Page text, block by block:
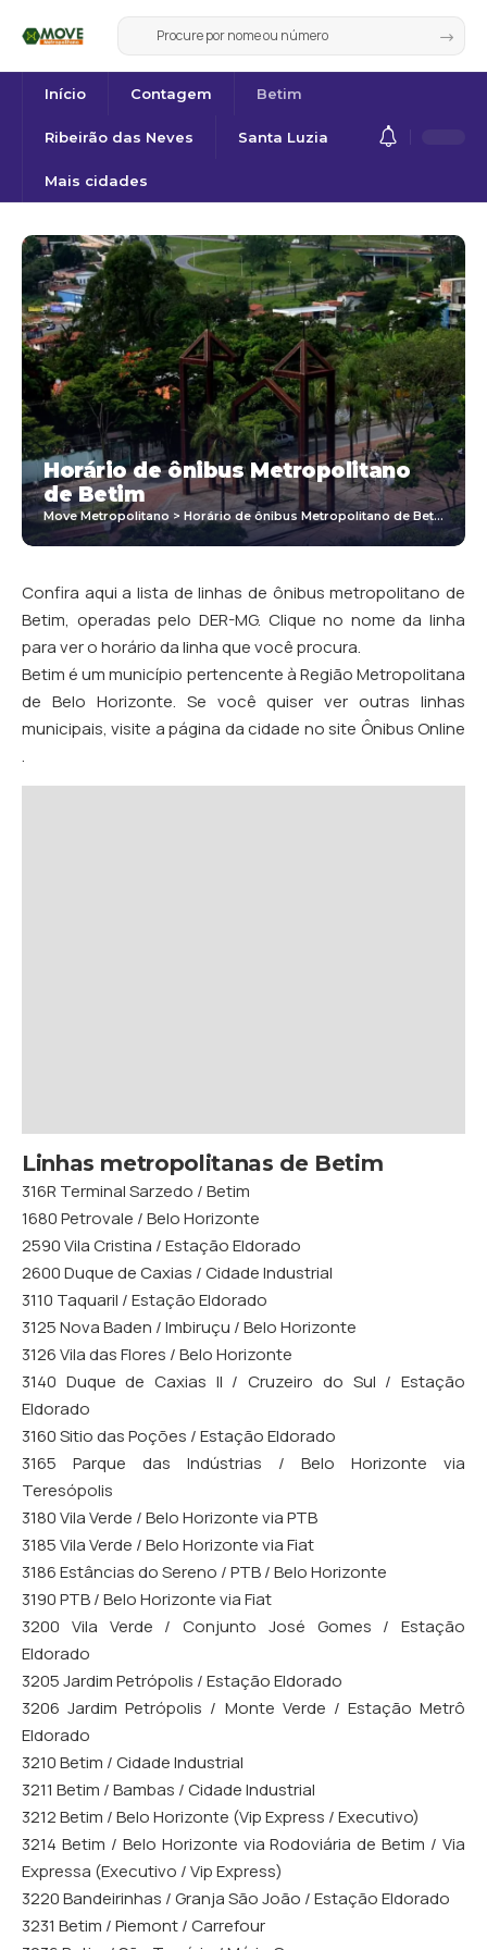
Início Contagem Betim
Ribeirão das Neves Santa Luzia
Mais cidades
Horário de ônibus Metropolitano
de Betim
Move Metropolitano > Horário de ônibus Metropolitano de Betim
Confira aqui a lista de linhas de ônibus metropolitano de
Betim, operadas pelo DER-MG. Clique no nome da linha
para ver o horário da linha que você procura.
Betim é um município pertencente à Região Metropolitana
de Belo Horizonte. Se você quiser ver outras linhas
municipais, visite a página da cidade nosite Ônibus Online
.
Linhas metropolitanas de Betim
316R Terminal Sarzedo / Betim
1680 Petrovale / Belo Horizonte
2590 Vila Cristina / Estação Eldorado
2600 Duque de Caxias / Cidade Industrial
3110 Taquaril / Estação Eldorado
3125 Nova Baden / Imbiruçu / Belo Horizonte
3126 Vila das Flores / Belo Horizonte
3140 Duque de Caxias II / Cruzeiro do Sul / Estação
Eldorado
3160 Sitio das Poções / Estação Eldorado
3165 Parque das Indústrias / Belo Horizonte via
Teresópolis
3180 Vila Verde / Belo Horizonte via PTB
3185 Vila Verde / Belo Horizonte via Fiat
3186 Estâncias do Sereno / PTB / Belo Horizonte
3190 PTB / Belo Horizonte via Fiat
3200 Vila Verde / Conjunto José Gomes / Estação
Eldorado
3205 Jardim Petrópolis / Estação Eldorado
3206 Jardim Petrópolis / Monte Verde / Estação Metrô
Eldorado
3210 Betim / Cidade Industrial
3211 Betim / Bambas / Cidade Industrial
3212 Betim / Belo Horizonte (Vip Express / Executivo)
3214 Betim / Belo Horizonte via Rodoviária de Betim / Via
Expressa (Executivo / Vip Express)
3220 Bandeirinhas / Granja São João / Estação Eldorado
3231 Betim / Piemont / Carrefour